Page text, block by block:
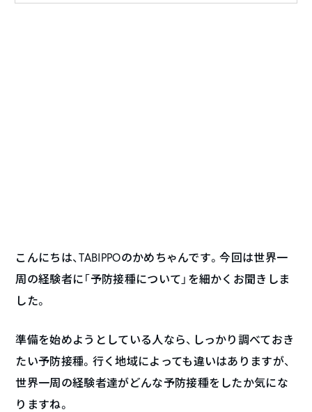
こんにちは、TABIPPOのかめちゃんです。今回は世界一
周の経験者に「予防接種について」を細かくお聞きしま
した。
準備を始めようとしている人なら、しっかり調べておき
たい予防接種。行く地域によっても違いはありますが、
世界一周の経験者達がどんな予防接種をしたか気にな
りますね。